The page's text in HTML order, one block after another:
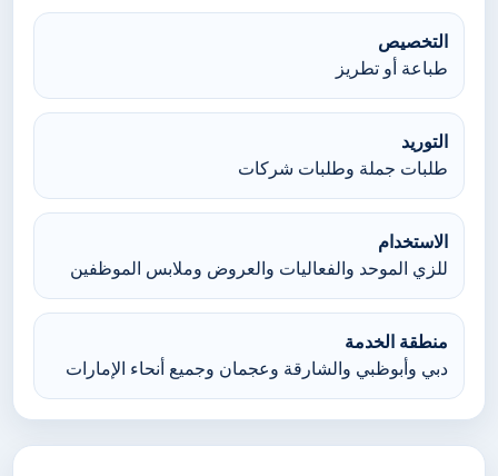
التخصيص
طباعة أو تطريز
التوريد
طلبات جملة وطلبات شركات
الاستخدام
للزي الموحد والفعاليات والعروض وملابس الموظفين
منطقة الخدمة
دبي وأبوظبي والشارقة وعجمان وجميع أنحاء الإمارات